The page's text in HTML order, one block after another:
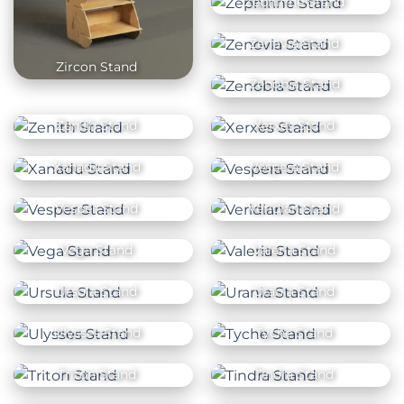
Zircon Stand
Zenovia Stand
Zenobia Stand
Zenith Stand Xerxes Stand
Xanadu Stand Vespera Stand
Vesper Stand Veridian Stand
Vega Stand Valeria Stand
Ursula Stand Urania Stand
Ulysses Stand Tyche Stand
Triton Stand Tindra Stand